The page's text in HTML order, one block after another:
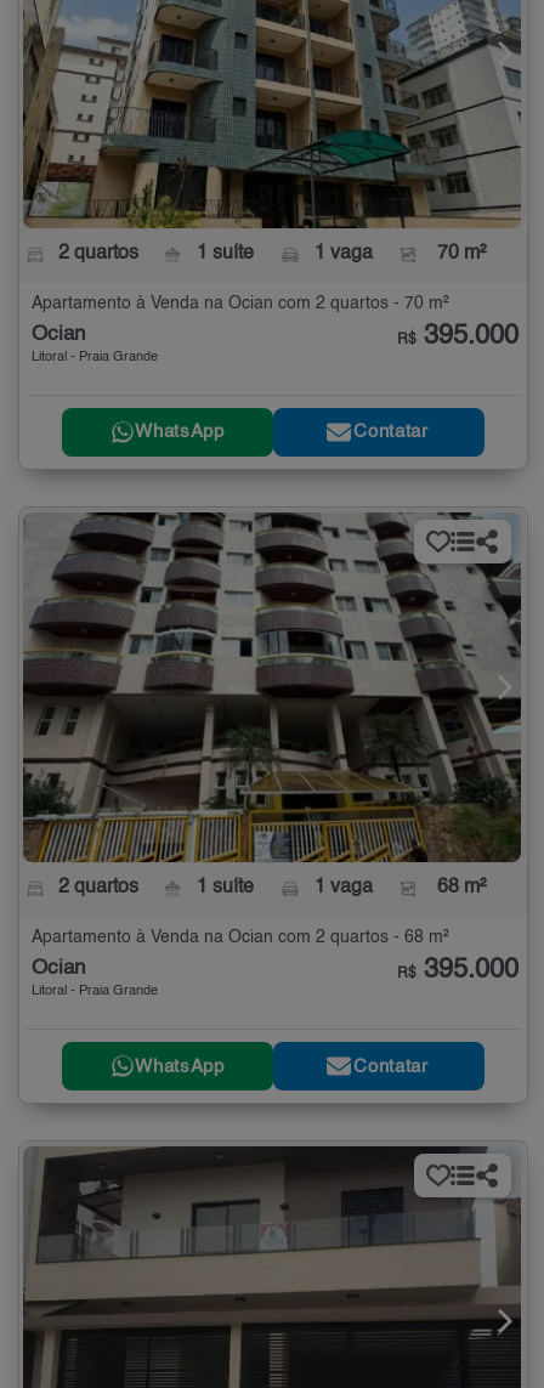
2 quartos 1 suíte 1 vaga 70 m²
Apartamento à Venda na Ocian com 2 quartos - 70 m²
Ocian
Litoral - Praia Grande
R$ 395.000
WhatsApp Contatar
2 quartos 1 suíte 1 vaga 68 m²
Apartamento à Venda na Ocian com 2 quartos - 68 m²
Ocian
Litoral - Praia Grande
R$ 395.000
WhatsApp Contatar